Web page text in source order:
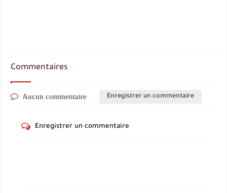
Commentaires
Aucun commentaire Enregistrer un commentaire
Enregistrer un commentaire